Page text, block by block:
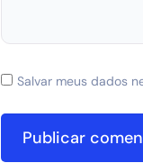
Salvar meus dados